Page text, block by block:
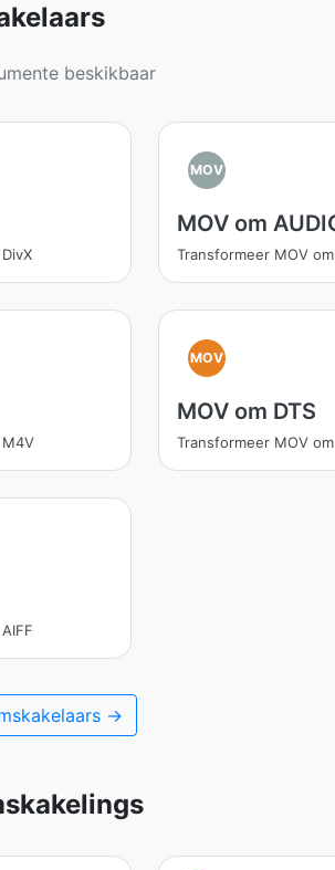
beskikbaar
MOV
MOV om
Transformeer MOV om
MOV
MOV om DTS
Transformeer MOV om
→